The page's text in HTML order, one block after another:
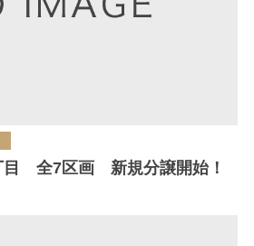
目 全7区画 新規分譲開始！